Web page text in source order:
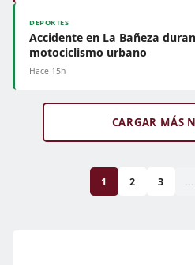
DEPORTES
Accidente en La Bañeza
motociclismo urbano
Hace 15h
CARGAR MÁS
1 2 3 ...